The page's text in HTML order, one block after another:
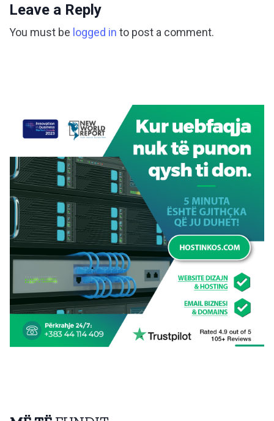
Leave a Reply
You must be logged in to post a comment.